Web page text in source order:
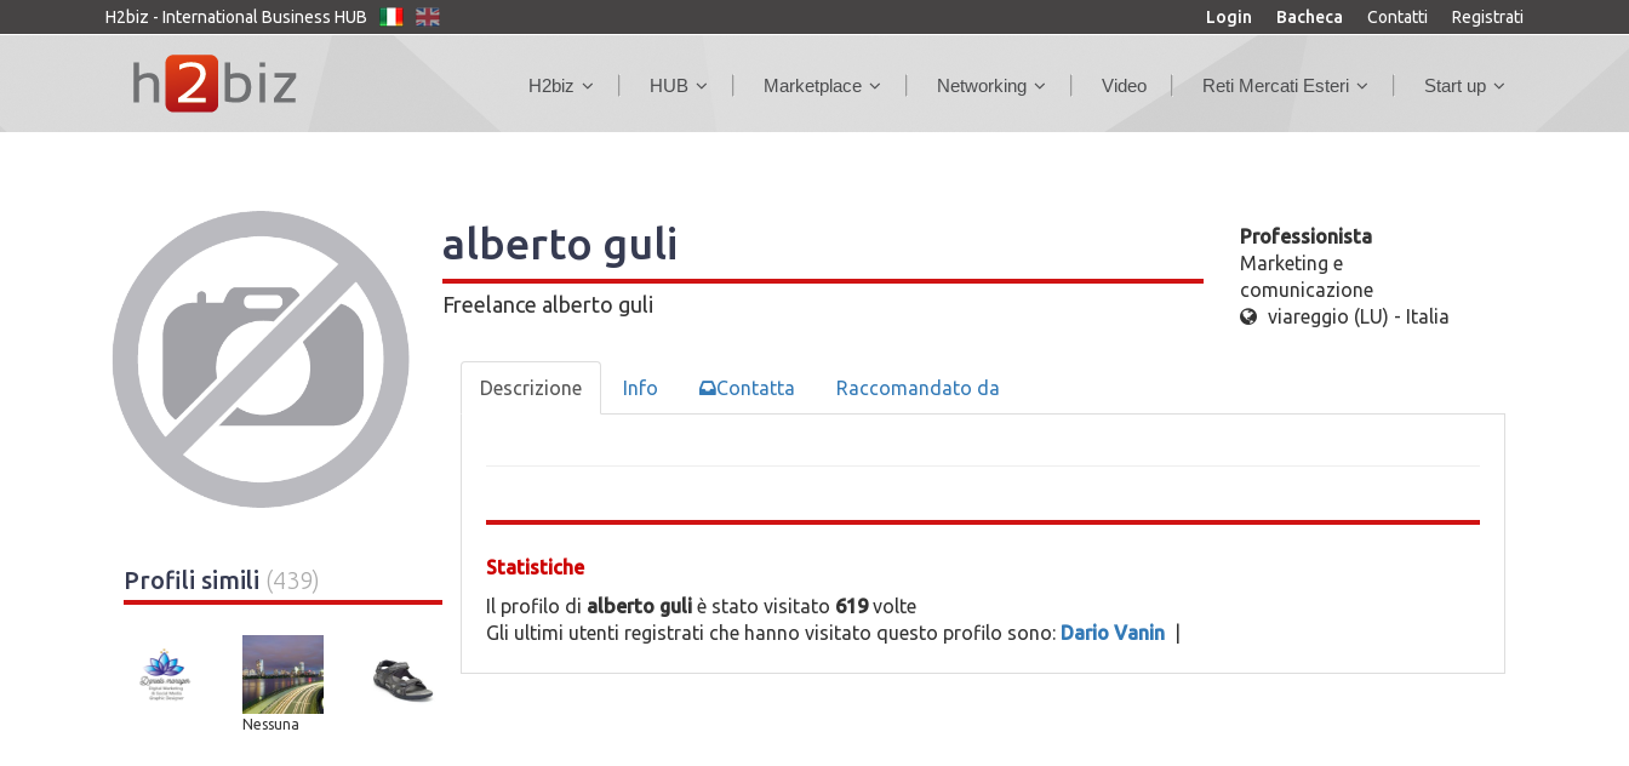
H2biz - International Business HUB Login Bacheca Contatti Registrati
H2biz HUB Marketplace Networking Video Reti Mercati Esteri Start up
alberto guli
Freelance alberto guli
Professionista
Marketing e
comunicazione
viareggio (LU) - Italia
Profili simili (439)
Nessuna
Descrizione Info Contatta Raccomandato da
Statistiche
Il profilo di alberto guliè stato visitato 619volte
Gli ultimi utenti registrati che hanno visitato questo profilo sono: Dario Vanin